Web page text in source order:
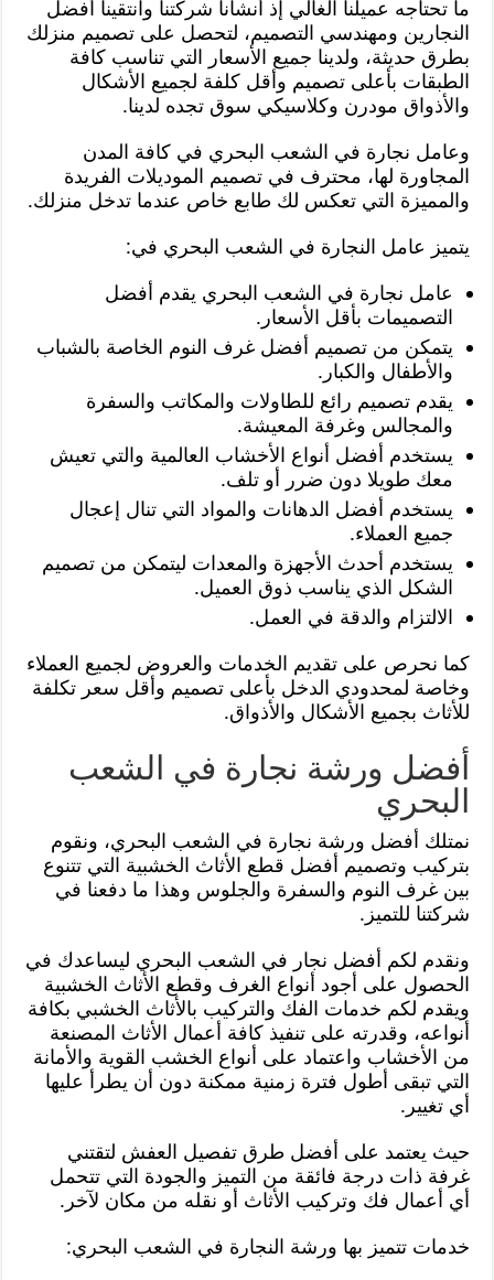
ما تحتاجه عميلنا الغالي إذ أنشأنا شركتنا وانتقينا أفضل
النجارين ومهندسي التصميم، لتحصل على تصميم منزلك
بطرق حديثة، ولدينا جميع الأسعار التي تناسب كافة
الطبقات بأعلى تصميم وأقل كلفة لجميع الأشكال
والأذواق مودرن وكلاسيكي سوق تجده لدينا.
وعامل نجارة في الشعب البحري في كافة المدن
المجاورة لها، محترف في تصميم الموديلات الفريدة
والمميزة التي تعكس لك طابع خاص عندما تدخل منزلك.
يتميز عامل النجارة في الشعب البحري في:
عامل نجارة في الشعب البحري يقدم أفضل
التصميمات بأقل الأسعار.
يتمكن من تصميم أفضل غرف النوم الخاصة بالشباب
والأطفال والكبار.
يقدم تصميم رائع للطاولات والمكاتب والسفرة
والمجالس وغرفة المعيشة.
يستخدم أفضل أنواع الأخشاب العالمية والتي تعيش
معك طويلا دون ضرر أو تلف.
يستخدم أفضل الدهانات والمواد التي تنال إعجال
جميع العملاء.
يستخدم أحدث الأجهزة والمعدات ليتمكن من تصميم
الشكل الذي يناسب ذوق العميل.
الالتزام والدقة في العمل.
كما نحرص على تقديم الخدمات والعروض لجميع العملاء
وخاصة لمحدودي الدخل بأعلى تصميم وأقل سعر تكلفة
للأثاث بجميع الأشكال والأذواق.
أفضل ورشة نجارة في الشعب
البحري
نمتلك أفضل ورشة نجارة في الشعب البحري، ونقوم
بتركيب وتصميم أفضل قطع الأثاث الخشبية التي تتنوع
بين غرف النوم والسفرة والجلوس وهذا ما دفعنا في
شركتنا للتميز.
ونقدم لكم أفضل نجار في الشعب البحري ليساعدك في
الحصول على أجود أنواع الغرف وقطع الأثاث الخشبية
ويقدم لكم خدمات الفك والتركيب بالأثاث الخشبي بكافة
أنواعه، وقدرته على تنفيذ كافة أعمال الأثاث المصنعة
من الأخشاب واعتماد على أنواع الخشب القوية والأمانة
التي تبقى أطول فترة زمنية ممكنة دون أن يطرأ عليها
أي تغيير.
حيث يعتمد على أفضل طرق تفصيل العفش لتقتني
غرفة ذات درجة فائقة من التميز والجودة التي تتحمل
أي أعمال فك وتركيب الأثاث أو نقله من مكان لآخر.
خدمات تتميز بها ورشة النجارة في الشعب البحري: